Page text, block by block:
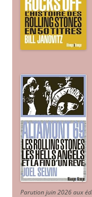
Parution juin 2026 aux